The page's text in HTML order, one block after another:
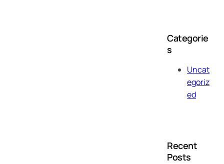
Categorie
s
Uncat
egoriz
ed
Recent
Posts